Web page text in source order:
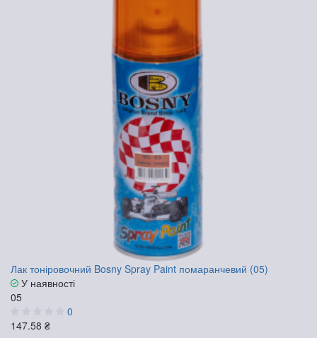
Лак тоніровочний Bosny Spray Paint помаранчевий (05)
У наявності
05
0
147.58 ₴